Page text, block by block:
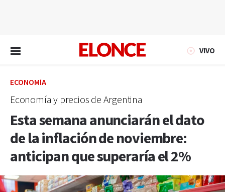
VIVO
ECONOMÍA
Economía y precios de Argentina
Esta semana anunciarán el dato
de la inflación de noviembre:
anticipan que superaría el 2%